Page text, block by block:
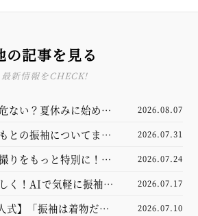
の記事を見る
最新情報をCHECK!
ない？夏休みに始める
2026.08.07
との振袖についてまと
2026.07.31
りをもっと特別に！新
オをご紹介
2026.07.24
く！AIで気軽に振袖試
？【山口市】
2026.07.17
式】「振袖は着物だけ
2026.07.10